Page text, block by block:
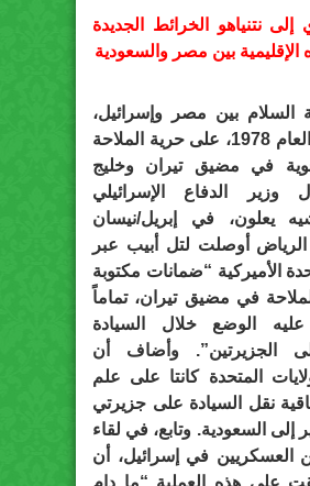
نتنياهو الخرائط الجديدة
الإقليمية بين مصر والسعودية
السلام بين مصر وإسرائيل،
الموقعة في العام 1978، على حرية الملاحة
في مضيق تيران وخليج
وزير الدفاع الإسرائيلي
يعلون، في إبريل/نيسان
الرياض أوصلت لتل أبيب عبر
الأميركية “ضمانات مكتوبة
في مضيق تيران، تماماً
الوضع خلال السيادة
الجزيرتين”. وأضاف أن
المتحدة كانتا على علم
نقل السيادة على جزيرتي
إلى السعودية. وتابع، في لقاء
العسكريين في إسرائيل، أن
على هذه العملية “ما دام